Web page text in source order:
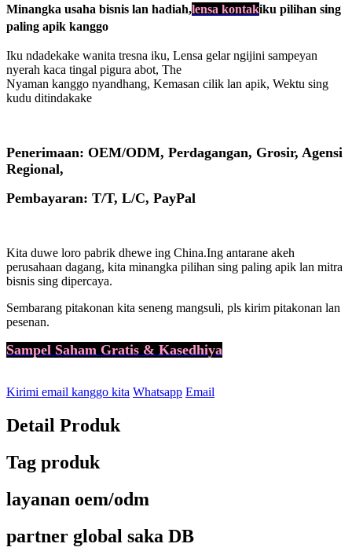
Minangka usaha bisnis lan hadiah,lensa kontakiku pilihan sing
paling apik kanggo
Iku ndadekake wanita tresna iku, Lensa gelar ngijini sampeyan
nyerah kaca tingal pigura abot, The
Nyaman kanggo nyandhang, Kemasan cilik lan apik, Wektu sing
kudu ditindakake
Penerimaan: OEM/ODM, Perdagangan, Grosir, Agensi
Regional,
Pembayaran: T/T, L/C, PayPal
Kita duwe loro pabrik dhewe ing China.Ing antarane akeh
perusahaan dagang, kita minangka pilihan sing paling apik lan mitra
bisnis sing dipercaya.
Sembarang pitakonan kita seneng mangsuli, pls kirim pitakonan lan
pesenan.
Sampel Saham Gratis & Kasedhiya
Kirimi email kanggo kita Whatsapp Email
Detail Produk
Tag produk
layanan oem/odm
partner global saka DB